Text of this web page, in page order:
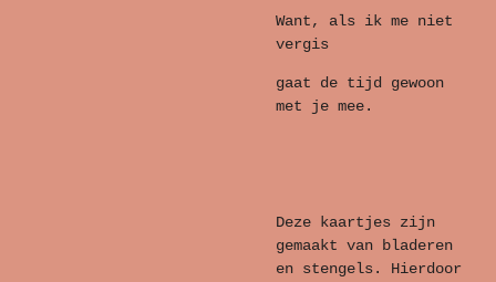
Want, als ik me niet
vergis
gaat de tijd gewoon
met je mee.
Deze kaartjes zijn
gemaakt van bladeren
en stengels. Hierdoor